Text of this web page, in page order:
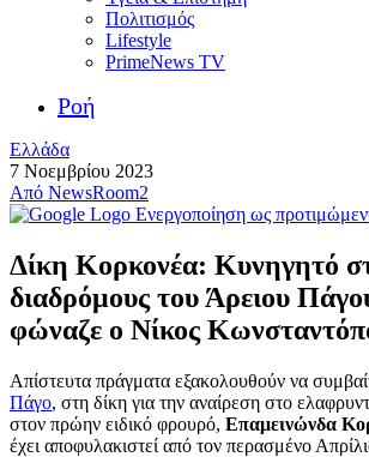
Πολιτισμός
Lifestyle
PrimeNews TV
Ροή
Ελλάδα
7 Νοεμβρίου 2023
Από NewsRoom2
Ενεργοποίηση ως
Δίκη Κορκονέα: Κυνηγητό
διαδρόμους του Άρειου
φώναζε ο Νίκος
Απίστευτα πράγματα εξακολουθούν να
Πάγο, στη δίκη για την αναίρεση στο
στον πρώην ειδικό φρουρό, Επαμεινώνδα
έχει αποφυλακιστεί από τον περασμένο